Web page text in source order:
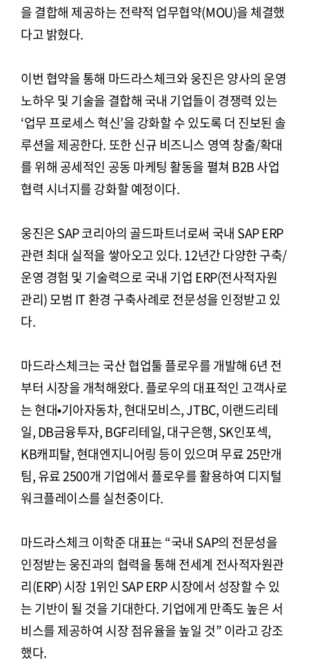
을 결합해 제공하는 전략적 업무협약(MOU)을 체결했
다고 밝혔다.
이번 협약을 통해 마드라스체크와 웅진은 양사의 운영
노하우 및 기술을 결합해 국내 기업들이 경쟁력 있는
‘업무 프로세스 혁신’을 강화할 수 있도록 더 진보된 솔
루션을 제공한다. 또한 신규 비즈니스 영역 창출/확대
를 위해 공세적인 공동 마케팅 활동을 펼쳐 B2B 사업
협력 시너지를 강화할 예정이다.
웅진은 SAP 코리아의 골드파트너로써 국내 SAP ERP
관련 최대 실적을 쌓아오고 있다. 12년간 다양한 구축/
운영 경험 및 기술력으로 국내 기업 ERP(전사적자원
관리) 모범 IT 환경 구축사례로 전문성을 인정받고 있
다.
마드라스체크는 국산 협업툴 플로우를 개발해 6년 전
부터 시장을 개척해왔다. 플로우의 대표적인 고객사로
는 현대•기아자동차, 현대모비스, JTBC, 이랜드리테
일, DB금융투자, BGF리테일, 대구은행, SK인포섹,
KB캐피탈, 현대엔지니어링 등이 있으며 무료 25만개
팀, 유료 2500개 기업에서 플로우를 활용하여 디지털
워크플레이스를 실천중이다.
마드라스체크 이학준 대표는 “국내 SAP의 전문성을
인정받는 웅진과의 협력을 통해 전세계 전사적자원관
리(ERP) 시장 1위인 SAP ERP 시장에서 성장할 수 있
는 기반이 될 것을 기대한다. 기업에게 만족도 높은 서
비스를 제공하여 시장 점유율을 높일 것” 이라고 강조
했다.